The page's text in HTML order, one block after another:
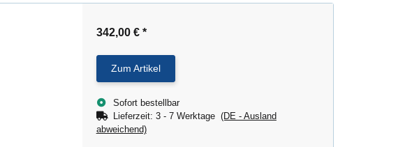
342,00 € *
Zum Artikel
Sofort bestellbar
Lieferzeit: 3 - 7 Werktage (DE - Ausland
abweichend)